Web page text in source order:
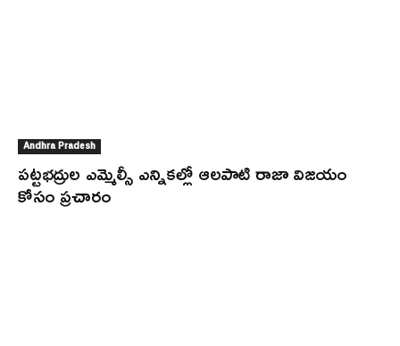
Andhra Pradesh
పట్టభద్రుల ఎమ్మెల్సీ ఎన్నికల్లో ఆలపాటి రాజా విజయం
కోసం ప్రచారం